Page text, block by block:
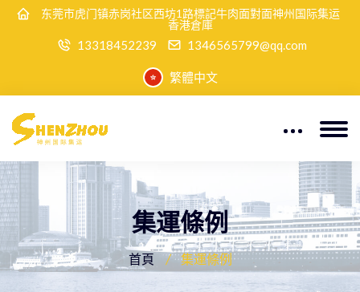
东莞市虎门镇赤岗社区西坊1路標記牛肉面對面神州国际集运
香港倉庫
13318452239 1346565799@qq.com
繁體中文
集運條例
首頁 集運條例